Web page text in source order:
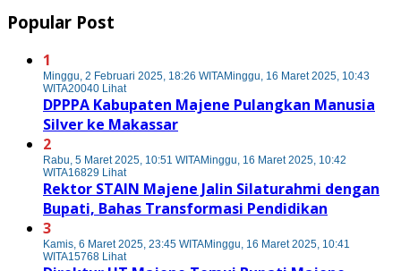
Popular Post
1
Minggu, 2 Februari 2025, 18:26 WITAMinggu, 16 Maret 2025, 10:43
WITA20040 Lihat
DPPPA Kabupaten Majene Pulangkan Manusia
Silver ke Makassar
2
Rabu, 5 Maret 2025, 10:51 WITAMinggu, 16 Maret 2025, 10:42
WITA16829 Lihat
Rektor STAIN Majene Jalin Silaturahmi dengan
Bupati, Bahas Transformasi Pendidikan
3
Kamis, 6 Maret 2025, 23:45 WITAMinggu, 16 Maret 2025, 10:41
WITA15768 Lihat